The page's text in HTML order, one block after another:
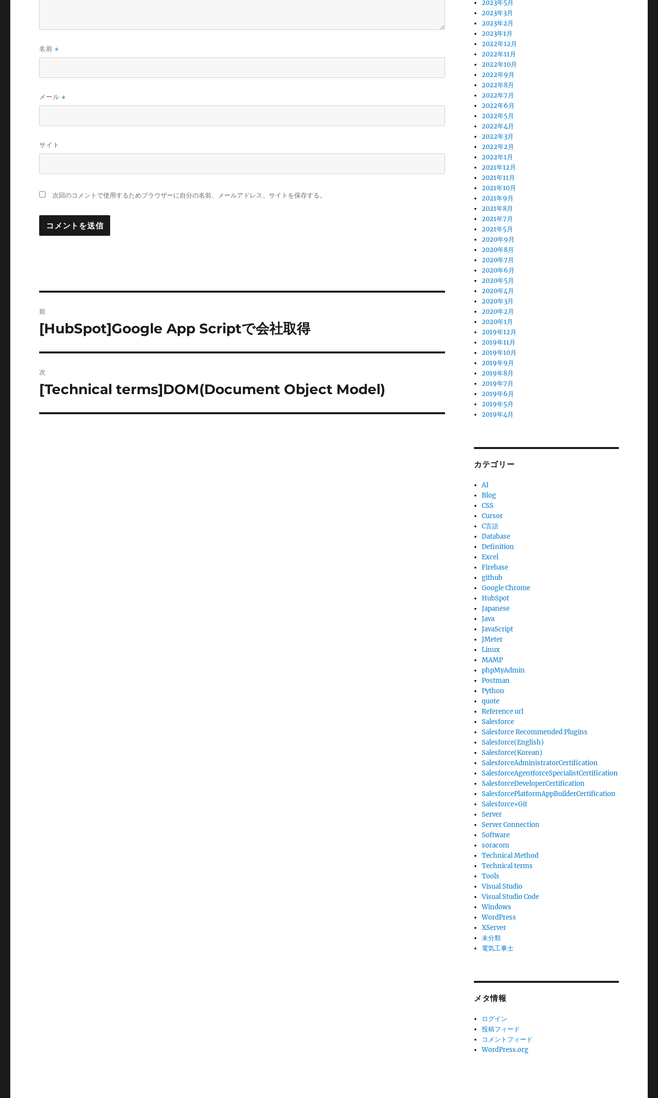
名前※
メール※
サイト
次回のコメントで使用するためブラウザーに自分の名前、メールアドレス、サイトを保存する。
稿
ゲ
前
前
投
稿:
[HubSpot]Google App Scriptで会社取得
次
次
投
[Technical terms]DOM(Document Object Model)
2023年5月
2023年3月
2023年2月
2023年1月
2022年12月
2022年11月
2022年10月
2022年9月
2022年8月
2022年7月
2022年6月
2022年5月
2022年4月
2022年3月
2022年2月
2022年1月
2021年12月
2021年11月
2021年10月
2021年9月
2021年8月
2021年7月
2021年5月
2020年9月
2020年8月
2020年7月
2020年6月
2020年5月
2020年4月
2020年3月
2020年2月
2020年1月
2019年12月
2019年11月
2019年10月
2019年9月
2019年8月
2019年7月
2019年6月
2019年5月
2019年4月
カテゴリー
AI
Blog
CSS
Cursor
C言語
Database
Definition
Excel
Firebase
github
Google Chrome
HubSpot
Japanese
Java
JavaScript
JMeter
Linux
MAMP
phpMyAdmin
Postman
Python
quote
Reference url
Salesforce
Salesforce Recommended Plugins
Salesforce(English)
Salesforce(Korean)
SalesforceAdministratorCertification
SalesforceAgentforceSpecialistCertification
SalesforceDeveloperCertification
SalesforcePlatformAppBuilderCertification
Salesforce×Git
Server
Server Connection
Software
soracom
Technical Method
Technical terms
Tools
Visual Studio
Visual Studio Code
Windows
WordPress
XServer
未分類
電気工事士
メタ情報
ログイン
投稿フィード
コメントフィード
WordPress.org